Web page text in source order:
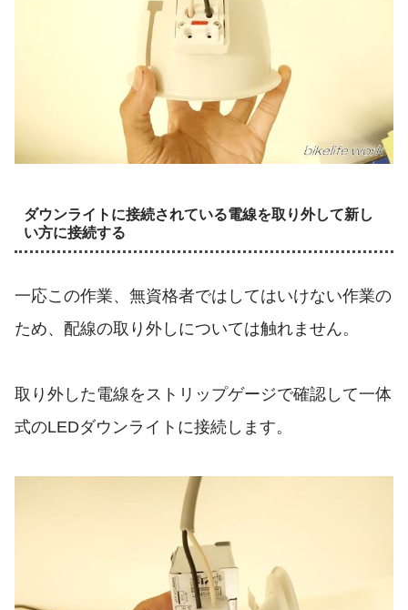
ダウンライトに接続されている電線を取り外して新し
い方に接続する
一応この作業、無資格者ではしてはいけない作業の
ため、配線の取り外しについては触れません。
取り外した電線をストリップゲージで確認して一体
式のLEDダウンライトに接続します。